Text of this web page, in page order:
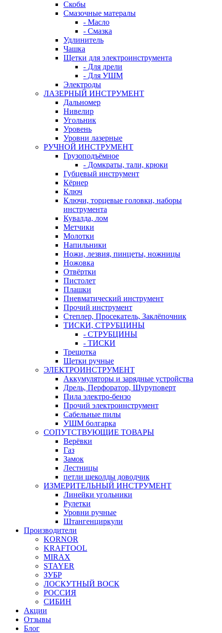
Скобы
Смазочные матералы
- Масло
- Смазка
Удлинитель
Чашка
Щетки для электроинструмента
- Для дрели
- Для УШМ
Электроды
ЛАЗЕРНЫЙ ИНСТРУМЕНТ
Дальномер
Нивелир
Угольник
Уровень
Уровни лазерные
РУЧНОЙ ИНСТРУМЕНТ
Грузоподъёмное
- Домкраты, тали, крюки
Губцевый инструмент
Кёрнер
Ключ
Ключи, торцевые головки, наборы
инструмента
Кувалда, лом
Метчики
Молотки
Напильники
Ножи, лезвия, пинцеты, ножницы
Ножовка
Отвёртки
Пистолет
Плашки
Пневматический инструмент
Прочий инструмент
Степлер, Просекатель, Заклёпочник
ТИСКИ, СТРУБЦИНЫ
- СТРУБЦИНЫ
- ТИСКИ
Трещотка
Щетки ручные
ЭЛЕКТРОИНСТРУМЕНТ
Аккумуляторы и зарядные устройства
Дрель, Перфоратор, Шуруповерт
Пила электро-бензо
Прочий электроинструмент
Сабельные пилы
УШМ болгарка
СОПУТСТВУЮЩИЕ ТОВАРЫ
Верёвки
Газ
Замок
Лестницы
петли щеколды доводчик
ИЗМЕРИТЕЛЬНЫЙ ИНСТРУМЕНТ
Линейки угольники
Рулетки
Уровни ручные
Штангенциркули
Производители
KORNOR
KRAFTOOL
MIRAX
STAYER
ЗУБР
ЛОСКУТНЫЙ ВОСК
РОССИЯ
СИБИН
Акции
Отзывы
Блог